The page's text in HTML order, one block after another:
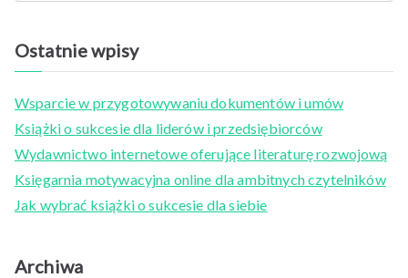
Ostatnie wpisy
Wsparcie w przygotowywaniu dokumentów i umów
Książki o sukcesie dla liderów i przedsiębiorców
Wydawnictwo internetowe oferujące literaturę rozwojową
Księgarnia motywacyjna online dla ambitnych czytelników
Jak wybrać książki o sukcesie dla siebie
Archiwa